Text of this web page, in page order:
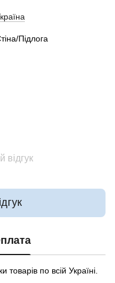
Підлога
відгук
товарів по всій Україні.